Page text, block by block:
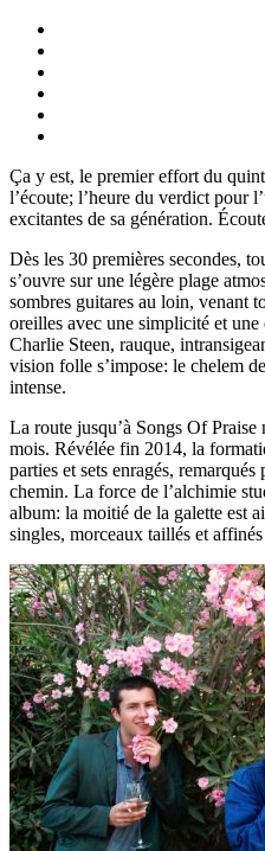
Ça y est, le premier effort du
l’écoute; l’heure du verdict pour
excitantes de sa génération.
Dès les 30 premières secondes,
s’ouvre sur une légère plage
sombres guitares au loin, venant
oreilles avec une simplicité et
Charlie Steen, rauque,
vision folle s’impose: le chelem
intense.
La route jusqu’à Songs Of Praise
mois. Révélée fin 2014, la
parties et sets enragés,
chemin. La force de l’alchimie
album: la moitié de la galette est
singles, morceaux taillés et